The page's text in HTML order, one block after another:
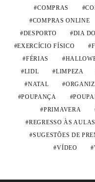
COMPRAS
COMPRAS ONLINE
DESPORTO
DIA
EXERCÍCIO FÍSICO
FÉRIAS
LIDL
LIMPEZA
NATAL
POUPANÇA
PRIMAVERA
REGRESSO ÀS AULAS
SUGESTÕES DE
VÍDEO